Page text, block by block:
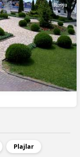
Rusya
Plajlar